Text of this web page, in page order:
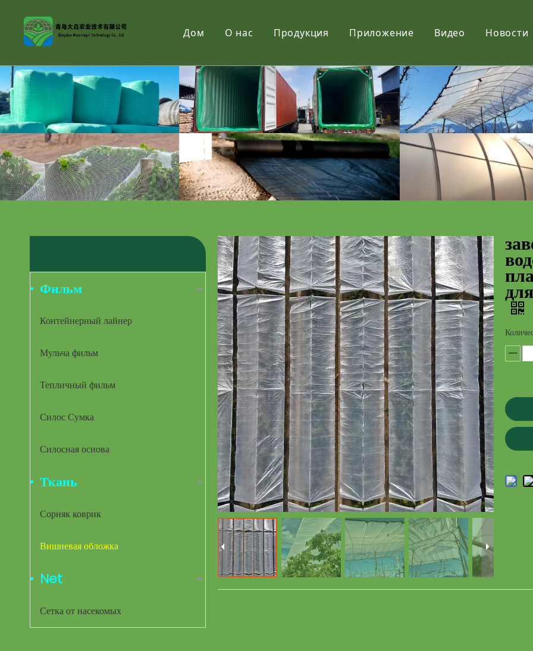
Дом О нас Продукция
Ткань
Net
Приложение Видео Новости
Фильм
Контейнерный лайнер
Мульча фильм
Тепличный фильм
Силос Сумка
Силосная основа
Ткань
Сорняк коврик
Вишневая обложка
Net
Сетка от насекомых